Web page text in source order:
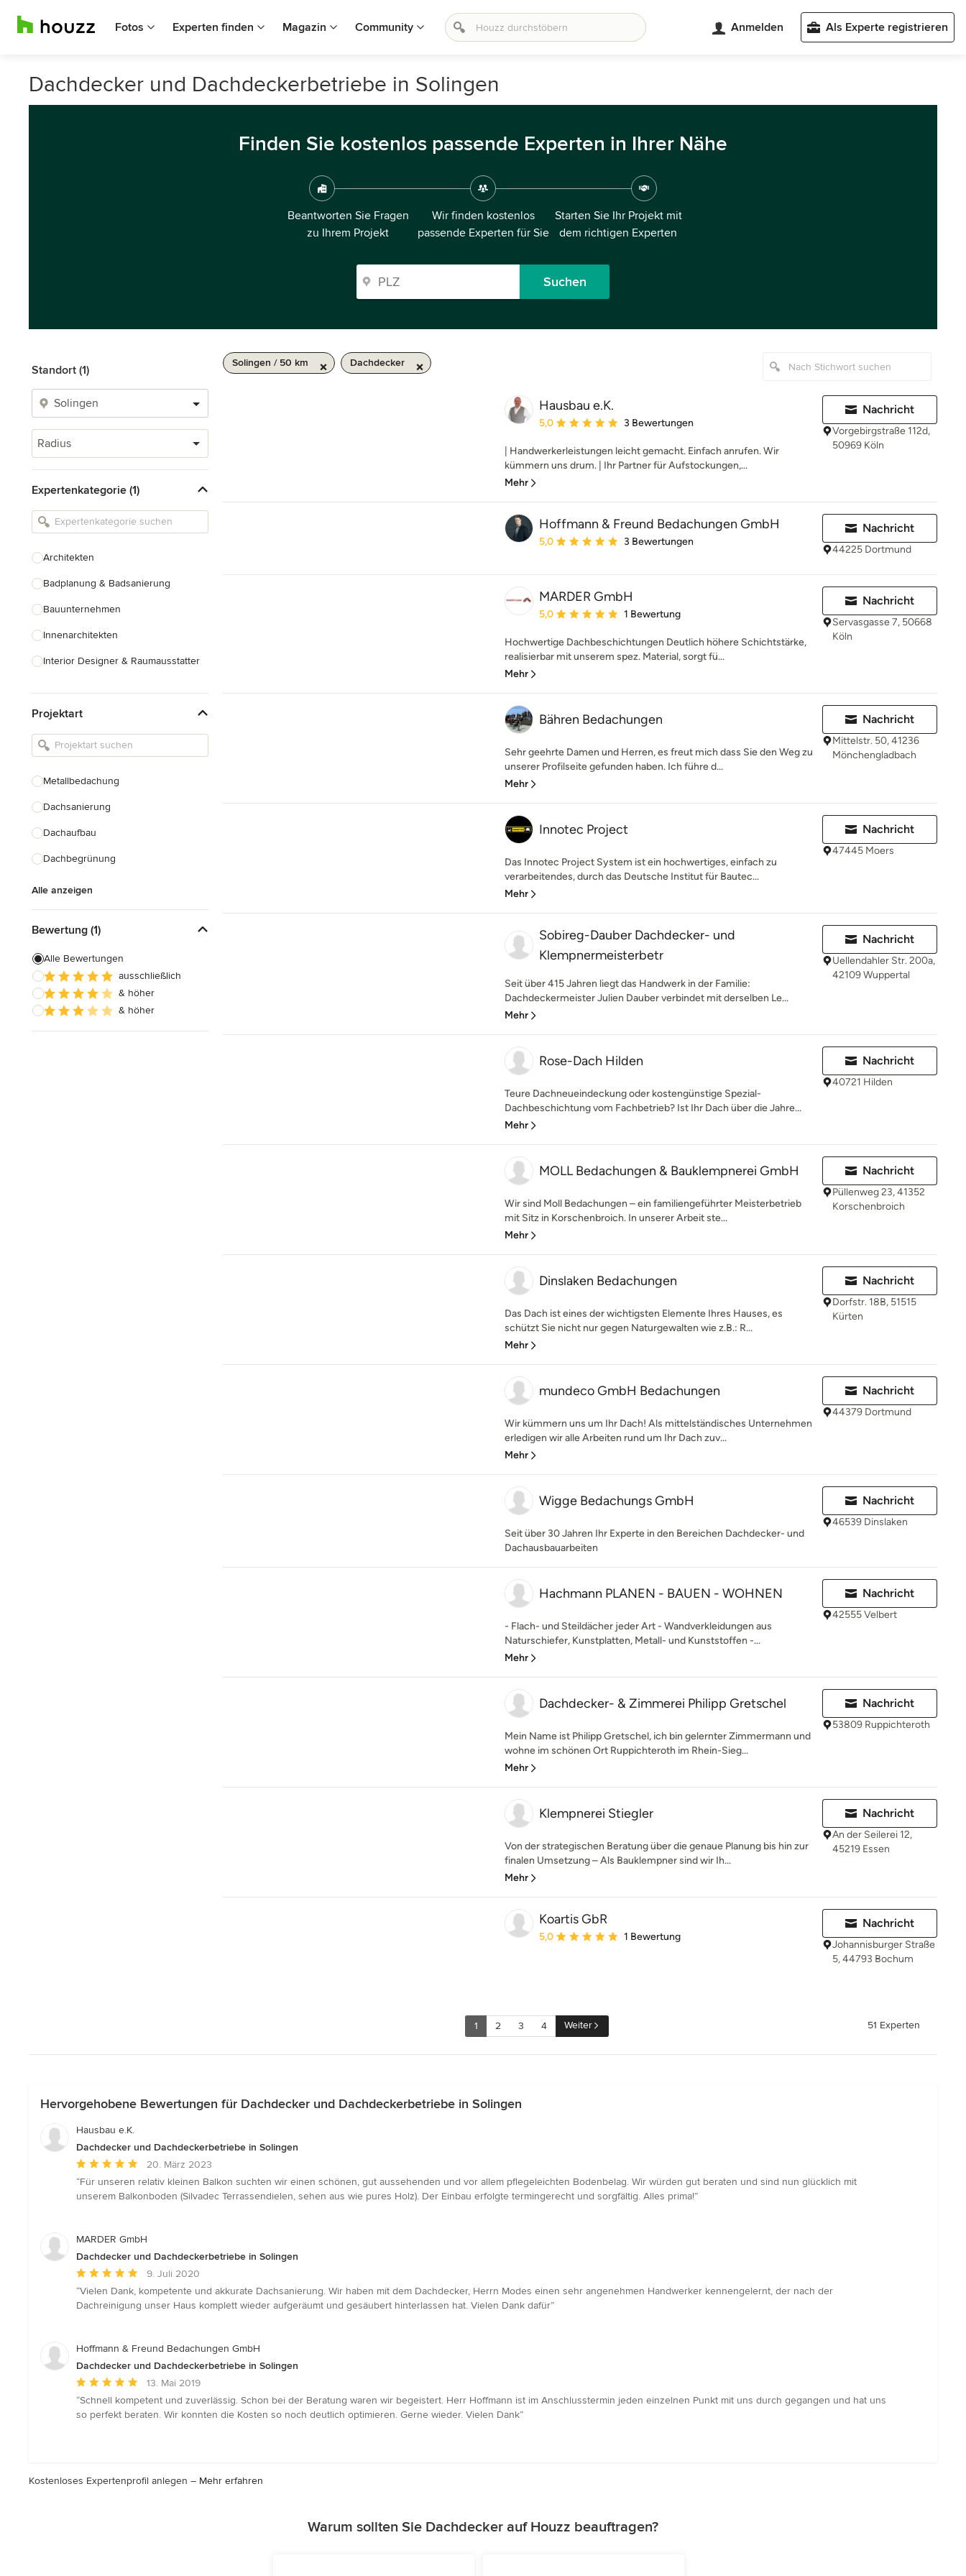
Fotos Experten finden Magazin Community Anmelden Als Experte registrieren
Dachdecker und Dachdeckerbetriebe in Solingen
Finden Sie kostenlos passende Experten in Ihrer Nähe
Beantworten Sie Fragen
zu Ihrem Projekt
Wir finden kostenlos
passende Experten für Sie
Starten Sie Ihr Projekt mit
dem richtigen Experten
Suchen
Standort (1)
Radius
Expertenkategorie (1)
Architekten
Badplanung & Badsanierung
Bauunternehmen
Innenarchitekten
Interior Designer & Raumausstatter
Landschaftsarchitekten
Armaturen & Sanitärbedarf
Projektart
Metallbedachung
Dachsanierung
Dachaufbau
Dachbegrünung
Alle anzeigen
Bewertung (1)
Alle Bewertungen
ausschließlich
& höher
& höher
Solingen / 50 km Dachdecker
Hausbau e.K.
Durchschnittliche Bewertung: 5 von 5 Sternen
5,0 3 Bewertungen
| Handwerkerleistungen leicht gemacht. Einfach anrufen. Wir
kümmern uns drum. | Ihr Partner für Aufstockungen,...
Mehr
Nachricht
Vorgebirgstraße 112d,
50969 Köln
Hoffmann & Freund Bedachungen GmbH
Durchschnittliche Bewertung: 5 von 5 Sternen
5,0 3 Bewertungen
Nachricht
44225 Dortmund
MARDER GmbH
Durchschnittliche Bewertung: 5 von 5 Sternen
5,0 1 Bewertung
Hochwertige Dachbeschichtungen Deutlich höhere Schichtstärke,
realisierbar mit unserem spez. Material, sorgt fü...
Mehr
Nachricht
Servasgasse 7, 50668
Köln
Bähren Bedachungen
Sehr geehrte Damen und Herren, es freut mich dass Sie den Weg zu
unserer Profilseite gefunden haben. Ich führe d...
Mehr
Nachricht
Mittelstr. 50, 41236
Mönchengladbach
Innotec Project
Das Innotec Project System ist ein hochwertiges, einfach zu
verarbeitendes, durch das Deutsche Institut für Bautec...
Mehr
Nachricht
47445 Moers
Sobireg-Dauber Dachdecker- und
Klempnermeisterbetr
Seit über 415 Jahren liegt das Handwerk in der Familie:
Dachdeckermeister Julien Dauber verbindet mit derselben Le...
Mehr
Nachricht
Uellendahler Str. 200a,
42109 Wuppertal
Rose-Dach Hilden
Teure Dachneueindeckung oder kostengünstige Spezial-
Dachbeschichtung vom Fachbetrieb? Ist Ihr Dach über die Jahre...
Mehr
Nachricht
40721 Hilden
MOLL Bedachungen & Bauklempnerei GmbH
Wir sind Moll Bedachungen – ein familiengeführter Meisterbetrieb
mit Sitz in Korschenbroich. In unserer Arbeit ste...
Mehr
Nachricht
Püllenweg 23, 41352
Korschenbroich
Dinslaken Bedachungen
Das Dach ist eines der wichtigsten Elemente Ihres Hauses, es
schützt Sie nicht nur gegen Naturgewalten wie z.B.: R...
Mehr
Nachricht
Dorfstr. 18B, 51515
Kürten
mundeco GmbH Bedachungen
Wir kümmern uns um Ihr Dach! Als mittelständisches Unternehmen
erledigen wir alle Arbeiten rund um Ihr Dach zuv...
Mehr
Nachricht
44379 Dortmund
Wigge Bedachungs GmbH
Seit über 30 Jahren Ihr Experte in den Bereichen Dachdecker- und
Dachausbauarbeiten
Nachricht
46539 Dinslaken
Hachmann PLANEN - BAUEN - WOHNEN
- Flach- und Steildächer jeder Art - Wandverkleidungen aus
Naturschiefer, Kunstplatten, Metall- und Kunststoffen -...
Mehr
Nachricht
42555 Velbert
Dachdecker- & Zimmerei Philipp Gretschel
Mein Name ist Philipp Gretschel, ich bin gelernter Zimmermann und
wohne im schönen Ort Ruppichteroth im Rhein-Sieg...
Mehr
Nachricht
53809 Ruppichteroth
Klempnerei Stiegler
Von der strategischen Beratung über die genaue Planung bis hin zur
finalen Umsetzung – Als Bauklempner sind wir Ih...
Mehr
Nachricht
An der Seilerei 12,
45219 Essen
Koartis GbR
Durchschnittliche Bewertung: 5 von 5 Sternen
5,0 1 Bewertung
Nachricht
Johannisburger Straße
5, 44793 Bochum
1 2 3 4 Weiter 51 Experten
Hervorgehobene Bewertungen für Dachdecker und Dachdeckerbetriebe in Solingen
Hausbau e.K.
Dachdecker und Dachdeckerbetriebe in Solingen
Durchschnittliche
Bewertung:
5
Sternen
20. März 2023
“Für unseren relativ kleinen Balkon suchten wir einen schönen, gut aussehenden und vor allem pflegeleichten Bodenbelag. Wir würden gut beraten und sind nun glücklich mit
unserem Balkonboden (Silvadec Terrassendielen, sehen aus wie pures Holz). Der Einbau erfolgte termingerecht und sorgfältig. Alles prima!”
MARDER GmbH
Dachdecker und Dachdeckerbetriebe in Solingen
Durchschnittliche
Bewertung:
5
Sternen
9. Juli 2020
“Vielen Dank, kompetente und akkurate Dachsanierung. Wir haben mit dem Dachdecker, Herrn Modes einen sehr angenehmen Handwerker kennengelernt, der nach der
Dachreinigung unser Haus komplett wieder aufgeräumt und gesäubert hinterlassen hat. Vielen Dank dafür”
Hoffmann & Freund Bedachungen GmbH
Dachdecker und Dachdeckerbetriebe in Solingen
Durchschnittliche
Bewertung:
5
13. Mai 2019
“Schnell kompetent und zuverlässig. Schon bei der Beratung waren wir begeistert. Herr Hoffmann ist im Anschlusstermin jeden einzelnen Punkt mit uns durch gegangen und hat uns
so perfekt beraten. Wir konnten die Kosten so noch deutlich optimieren. Gerne wieder. Vielen Dank”
Kostenloses Expertenprofil anlegen – Mehr erfahren
Warum sollten Sie Dachdecker auf Houzz beauftragen?